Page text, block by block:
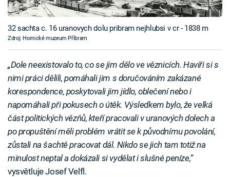
32 sachta c. 16 uranovych dolu pribram nejhlubsi v cr - 1838 m
Zdroj: Hornické muzeum Příbram
„Dole neexistovalo to, co se jim dělo ve věznicích. Havíři si s
nimi práci dělili, pomáhali jim s doručováním zakázané
korespondence, poskytovali jim jídlo, oblečení nebo i
napomáhali při pokusech o útěk. Výsledkem bylo, že velká
část politických vězňů, kteří pracovali v uranových dolech a
po propuštění měli problém vrátit se k původnímu povolání,
zůstali na šachtě pracovat dál. Nikdo se jich tam totiž na
minulost neptal a dokázali si vydělat i slušné peníze,“
vysvětluje Josef Velfl.